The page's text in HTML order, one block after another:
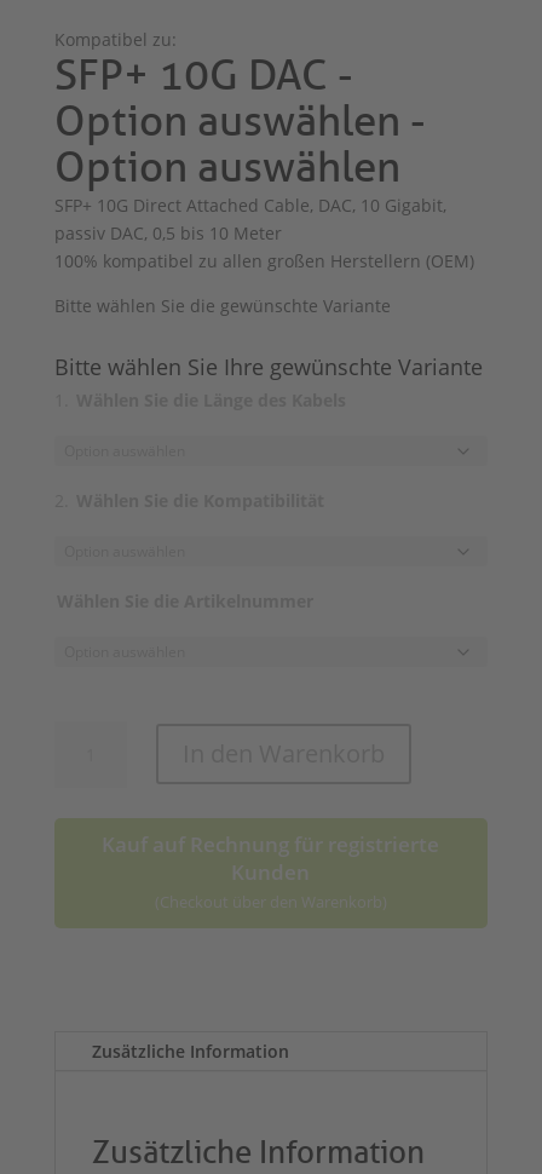
Kompatibel zu:
SFP+ 10G DAC -
Option auswählen -
Option auswählen
SFP+ 10G Direct Attached Cable, DAC, 10 Gigabit,
passiv DAC, 0,5 bis 10 Meter
100% kompatibel zu allen großen Herstellern (OEM)
Bitte wählen Sie die gewünschte Variante
Bitte wählen Sie Ihre gewünschte Variante
Menge
Kauf auf Rechnung für registrierte
Kunden
(Checkout über den Warenkorb)
Zusätzliche Information
Zusätzliche Information